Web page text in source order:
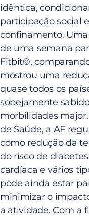
idêntica,
participação social
confinamento.
de uma semana
Fitbit©,
mostrou uma
quase todos os
sobejamente
morbilidades
de Saúde, a AF
como redução da
do risco de
cardíaca e vários
pode ainda estar
minimizar o
a atividade. Com a